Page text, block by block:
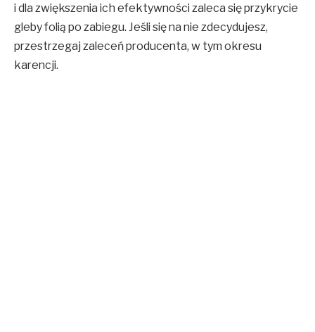
i dla zwiększenia ich efektywności zaleca się przykrycie
gleby folią po zabiegu. Jeśli się na nie zdecydujesz,
przestrzegaj zaleceń producenta, w tym okresu
karencji.